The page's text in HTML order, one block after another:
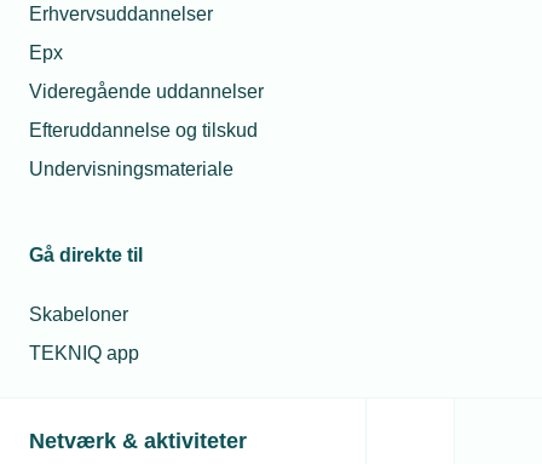
Erhvervsuddannelser
Epx
Videregående uddannelser
Efteruddannelse og tilskud
Undervisningsmateriale
Gå direkte til
Skabeloner
TEKNIQ app
Netværk & aktiviteter